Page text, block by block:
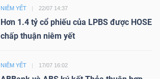
NIÊM YẾT 22/07 14:37
Hơn 1.4 tỷ cổ phiếu của LPBS được HOSE
chấp thuận niêm yết
NIÊM YẾT 17/07 16:02